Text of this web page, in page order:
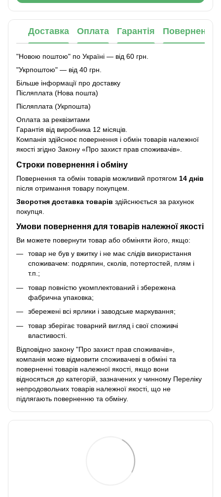
Доставка Оплата Гарантія Повернення
"Новою поштою" по Україні — від 60 грн.
"Укрпоштою" — від 40 грн.
Більше інформації про доставку
Післяплата (Нова пошта)
Післяплата (Укрпошта)
Оплата за реквізитами
Гарантія від виробника 12 місяців.
Компанія здійснює повернення і обмін товарів належної
якості згідно Закону «Про захист прав споживачів»
Строки повернення і обміну
Повернення та обмін товарів можливий протягом 14 днів
після отримання товару покупцем.
Зворотня доставка товарів здійснюється за рахунок
покупця.
Умови повернення для товарів належної якості
Ви можете повернути товар або обміняти його, якщо:
товар не був у вжитку і не має слідів використання
споживачем: подряпин, сколів, потертостей, плям і
т.п.;
товар повністю укомплектований і збережена
фабрична упаковка;
збережені всі ярлики і заводське маркування;
товар зберігає товарний вигляд і свої споживчі
властивості.
Відповідно закону "Про захист прав споживачів»
компанія може відмовити споживачеві в обміні та
поверненні товарів належної якості, якщо вони
відносяться до категорій, зазначених у чинному Переліку
непродовольчих товарів належної якості, що не
підлягають поверненню та обміну.